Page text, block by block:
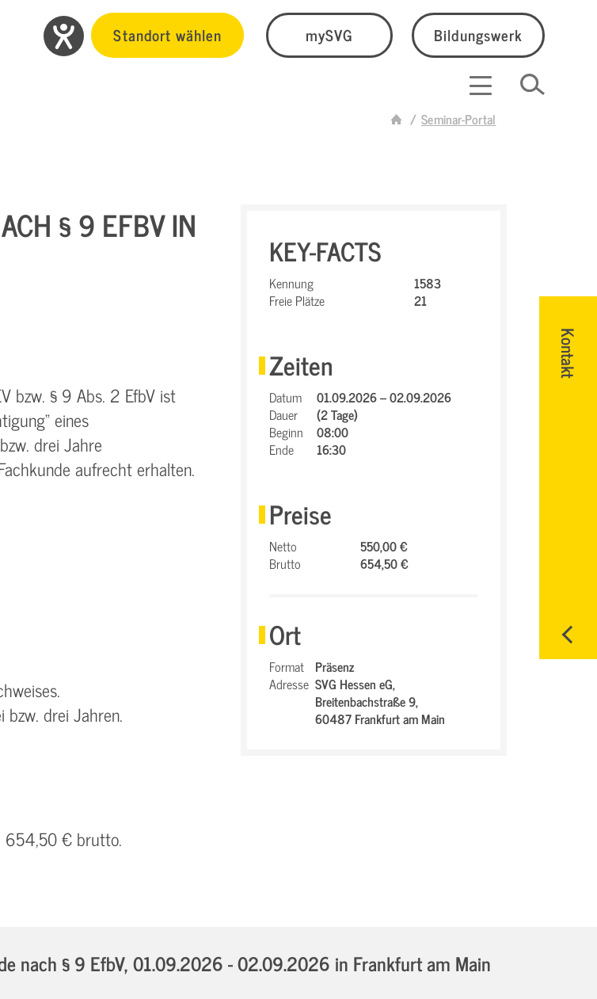
Standort wählen mySVG Bildungswerk
Seminar-Portal
Kontakt
§ 9 EFBV IN
bzw. § 9 Abs. 2 EfbV ist
eines
drei Jahre
aufrecht erhalten.
bzw. drei Jahren.
654,50 € brutto.
KEY-FACTS
Kennung
1583
Freie Plätze
21
Zeiten
Datum
01.09.2026 – 02.09.2026
Dauer
(2 Tage)
Beginn
08:00
Ende
16:30
Preise
Netto
550,00 €
Brutto
654,50 €
Ort
Format Präsenz
Adresse SVG Hessen eG,
Breitenbachstraße 9,
60487 Frankfurt am Main
nach § 9 EfbV,01.09.2026 - 02.09.2026 in Frankfurt am Main